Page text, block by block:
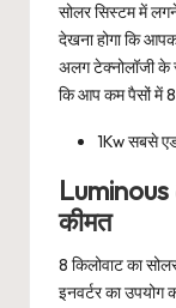
सोलर सिस्टम में
देखना होगा कि
अलग टेक्नोलॉजी के
कि आप कम पैसों में 8
1Kw सबसे
Luminous
कीमत
8 किलोवाट का
इनवर्टर का